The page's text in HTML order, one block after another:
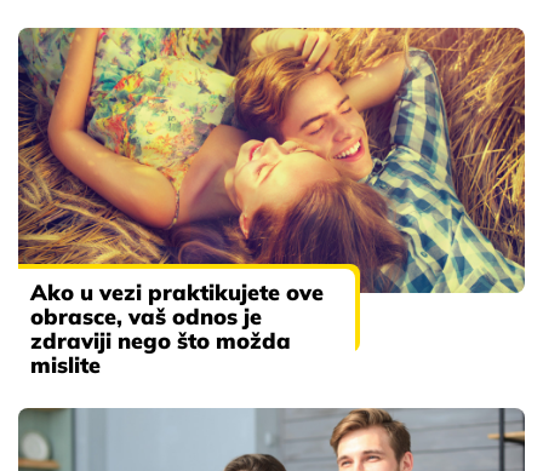
Ako u vezi praktikujete ove
obrasce, vaš odnos je
zdraviji nego što možda
mislite